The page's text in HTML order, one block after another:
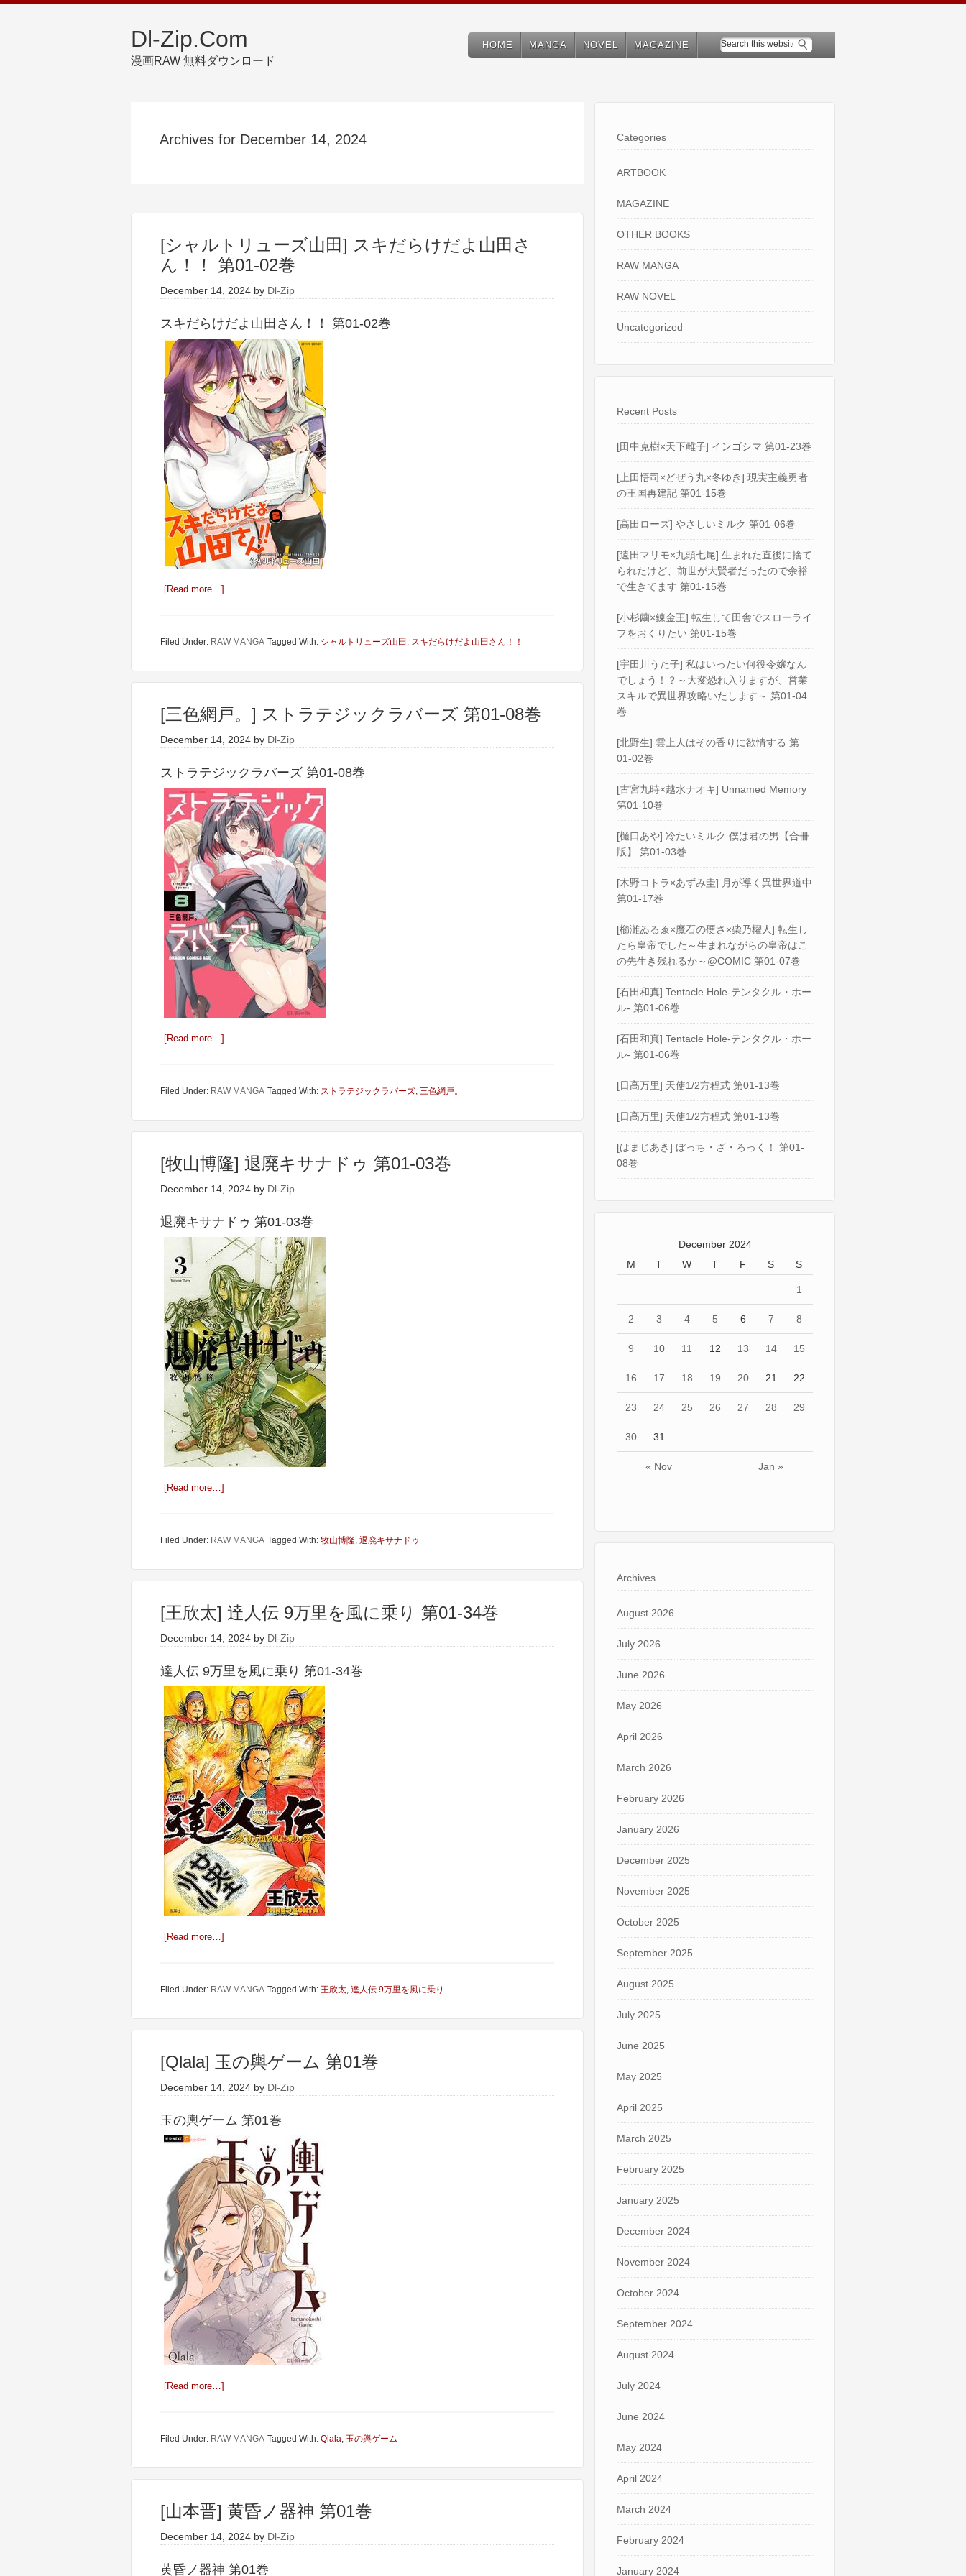
Dl-Zip.Com
漫画RAW 無料ダウンロード
HOME MANGA NOVEL MAGAZINE
Archives for December 14, 2024
[シャルトリューズ山田] スキだらけだよ山田さ
ん！！ 第01-02巻
December 14, 2024 by Dl-Zip
スキだらけだよ山田さん！！ 第01-02巻
[Read more…]
Filed Under: RAW MANGA Tagged With: シャルトリューズ山田 , スキだらけだよ山田さん！！
[三色網戸。] ストラテジックラバーズ 第01-08巻
December 14, 2024 by Dl-Zip
ストラテジックラバーズ 第01-08巻
[Read more…]
Filed Under: RAW MANGA Tagged With: ストラテジックラバーズ, 三色網戸。
[牧山博隆] 退廃キサナドゥ 第01-03巻
December 14, 2024 by Dl-Zip
退廃キサナドゥ 第01-03巻
[Read more…]
Filed Under: RAW MANGA Tagged With: 牧山博隆, 退廃キサナドゥ
[王欣太] 達人伝 9万里を風に乗り 第01-34巻
December 14, 2024 by Dl-Zip
達人伝 9万里を風に乗り 第01-34巻
[Read more…]
Filed Under: RAW MANGA Tagged With: 王欣太, 達人伝 9万里を風に乗り
[Qlala] 玉の輿ゲーム 第01巻
December 14, 2024 by Dl-Zip
玉の輿ゲーム 第01巻
[Read more…]
Filed Under: RAW MANGA Tagged With: Qlala, 玉の輿ゲーム
[山本晋] 黄昏ノ器神 第01巻
December 14, 2024 by Dl-Zip
黄昏ノ器神 第01巻
Categories
ARTBOOK
MAGAZINE
OTHER BOOKS
RAW MANGA
RAW NOVEL
Uncategorized
Recent Posts
[田中克樹×天下雌子] インゴシマ 第01-23巻
[上田悟司×どぜう丸×冬ゆき] 現実主義勇者
の王国再建記 第01-15巻
[高田ローズ] やさしいミルク 第01-06巻
[遠田マリモ×九頭七尾] 生まれた直後に捨て
られたけど、前世が大賢者だったので余裕
で生きてます 第01-15巻
[小杉繭×錬金王] 転生して田舎でスローライ
フをおくりたい 第01-15巻
[宇田川うた子] 私はいったい何役令嬢なん
でしょう！？～大変恐れ入りますが、営業
スキルで異世界攻略いたします～ 第01-04
巻
[北野生] 雲上人はその香りに欲情する 第
01-02巻
[古宮九時×越水ナオキ] Unnamed Memory
第01-10巻
[樋口あや] 冷たいミルク 僕は君の男【合冊
版】 第01-03巻
[木野コトラ×あずみ圭] 月が導く異世界道中
第01-17巻
[櫛灘ゐるゑ×魔石の硬さ×柴乃櫂人] 転生し
たら皇帝でした～生まれながらの皇帝はこ
の先生き残れるか～@COMIC 第01-07巻
[石田和真] Tentacle Hole-テンタクル・ホー
ル- 第01-06巻
[石田和真] Tentacle Hole-テンタクル・ホー
ル- 第01-06巻
[日高万里] 天使1/2方程式 第01-13巻
[日高万里] 天使1/2方程式 第01-13巻
[はまじあき] ぼっち・ざ・ろっく！ 第01-
08巻
December 2024
M
T W T F S S
« Nov Jan »
1
2 3 4 5 6 7 8
9 10 11 12 13 14 15
16 17 18 19 20 21 22
23 24 25 26 27 28 29
30 31
Archives
August 2026
July 2026
June 2026
May 2026
April 2026
March 2026
February 2026
January 2026
December 2025
November 2025
October 2025
September 2025
August 2025
July 2025
June 2025
May 2025
April 2025
March 2025
February 2025
January 2025
December 2024
November 2024
October 2024
September 2024
August 2024
July 2024
June 2024
May 2024
April 2024
March 2024
February 2024
January 2024